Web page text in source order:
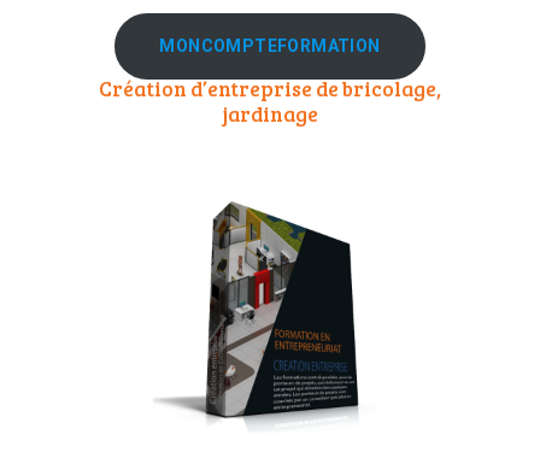
MONCOMPTEFORMATION
Création d’entreprise de bricolage,
jardinage